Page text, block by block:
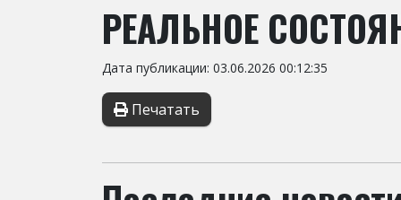
РЕАЛЬНОЕ
Дата публикации: 03.06.2026 00:12:35
Печатать